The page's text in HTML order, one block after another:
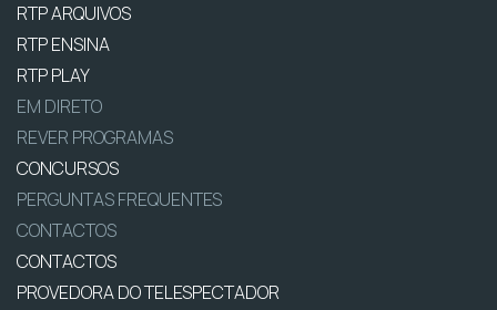
RTP ARQUIVOS
RTP ENSINA
RTP PLAY
EM DIRETO
REVER PROGRAMAS
CONCURSOS
PERGUNTAS FREQUENTES
CONTACTOS
CONTACTOS
PROVEDORA DO TELESPECTADOR